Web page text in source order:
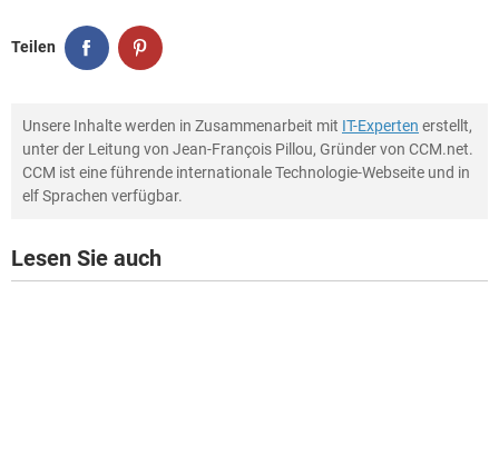
Teilen
Unsere Inhalte werden in Zusammenarbeit mit IT-Experten erstellt,
unter der Leitung von Jean-François Pillou, Gründer von CCM.net.
CCM ist eine führende internationale Technologie-Webseite und in
elf Sprachen verfügbar.
Lesen Sie auch